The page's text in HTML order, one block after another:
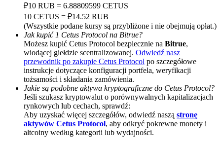
Share 500000 CASHCAT prize pool
Exclusive for BitMart Users
Register & Trade to Win 500,000 USDT
Precious Metals Trading Carnival
Trade Gold & Silver · 33,333 USDT Bonus
₽10 RUB = 6.88809599 CETUS
10 CETUS = ₽14.52 RUB
(Wszystkie podane kursy są przybliżone i nie obejmują opłat.)
Jak kupić 1 Cetus Protocol na Bitrue?
Możesz kupić Cetus Protocol bezpiecznie na Bitrue,
wiodącej giełdzie scentralizowanej. Odwiedź nasz
przewodnik po zakupie Cetus Protocol po szczegółowe
instrukcje dotyczące konfiguracji portfela, weryfikacji
tożsamości i składania zamówienia.
Jakie są podobne aktywa kryptograficzne do Cetus Protocol?
Jeśli szukasz kryptowalut o porównywalnych kapitalizacjach
rynkowych lub cechach, sprawdź:
Aby uzyskać więcej szczegółów, odwiedź naszą stronę
aktywów Cetus Protocol, aby odkryć pokrewne monety i
altcoiny według kategorii lub wydajności.